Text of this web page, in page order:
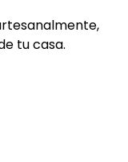
tu casa.